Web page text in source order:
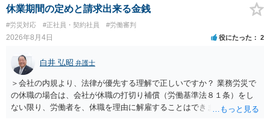
害との対応関係や合理性が重要です。 ・違約金に上限がなくても、常
に有効になるわけではありません。契約が労働契約に近い実態なら労
基法16条で無効となる余地があり、そうでなくても、金額が事務所の
損害と比べて過大なら無効や減額が争点になります。 ・契約前の修正
交渉は一般的です。 交渉の方向としては、上限額を設ける、実損害ベ
ースにする、算定根拠を明確化する、違約金ではなく「合理的な実
費・未回収費用のみ」に限定する、などが典型です。 ・弁護士に契約
前に契約書の内容をレビューしてもらう価値は十分にあると思われま
す。 争点は、契約類型が雇用か業務委託か、実態として労働者性があ
るか、解除事由が双方にどう定められているか、違約金の算定根拠が
休業期間の定めと請求出来る金銭
#労災対応 #正社員・契約社員 #労働審判
2026年8月4日 役にたった 2
白井 弘昭 弁護士
＞会社の内規より、法律が優先する理解で正しいですか？ 業務労災で
の休職の場合は、会社が休職の打切り補償（労働基準法８１条）をし
ない限り、労働者を、休職を理由に解雇することはできません（労働